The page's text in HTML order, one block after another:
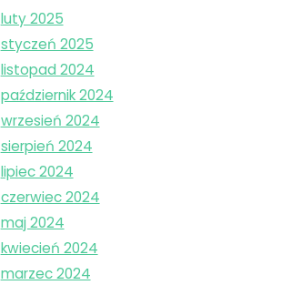
luty 2025
styczeń 2025
listopad 2024
październik 2024
wrzesień 2024
sierpień 2024
lipiec 2024
czerwiec 2024
maj 2024
kwiecień 2024
marzec 2024